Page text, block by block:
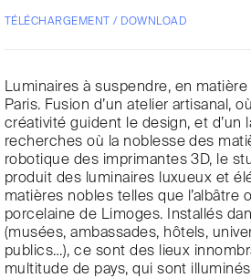
TÉLÉCHARGEMENT / DOWNLOAD
Luminaires à suspendre, en
Paris. Fusion d’un atelier artisanal,
créativité guident le design, et d’un
recherches où la noblesse des
robotique des imprimantes 3D, le
produit des luminaires luxueux et
matières nobles telles que l’albâtre
porcelaine de Limoges. Installés
(musées, ambassades, hôtels,
publics…), ce sont des lieux
multitude de pays, qui sont